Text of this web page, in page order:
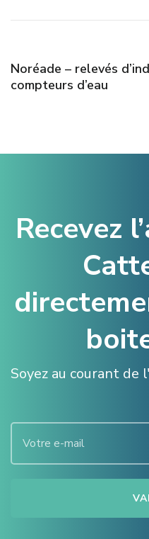
Noréade – relevés
compteurs d’eau
Recevez
Soyez au courant